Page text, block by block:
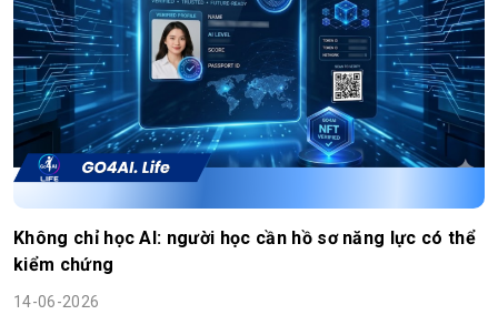
Không chỉ học AI: người học cần hồ sơ năng lực có thể
kiểm chứng
14-06-2026